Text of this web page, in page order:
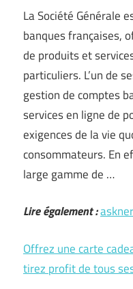
La Société Générale
banques françaises,
de produits et
particuliers. L’un de
gestion de comptes
services en ligne de
exigences de la vie
consommateurs. En
large gamme de …
Lire également :
Offrez une carte
tirez profit de tous